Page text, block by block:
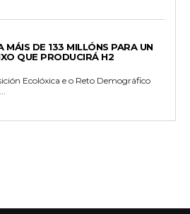
MÁIS DE 133 MILLÓNS PARA UN
QUE PRODUCIRÁ H2
Ecolóxica e o Reto Demográfico